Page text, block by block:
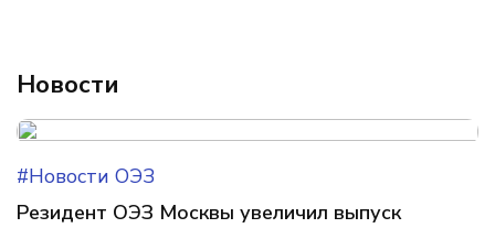
Новости
#Новости ОЭЗ
Резидент ОЭЗ Москвы увеличил выпуск